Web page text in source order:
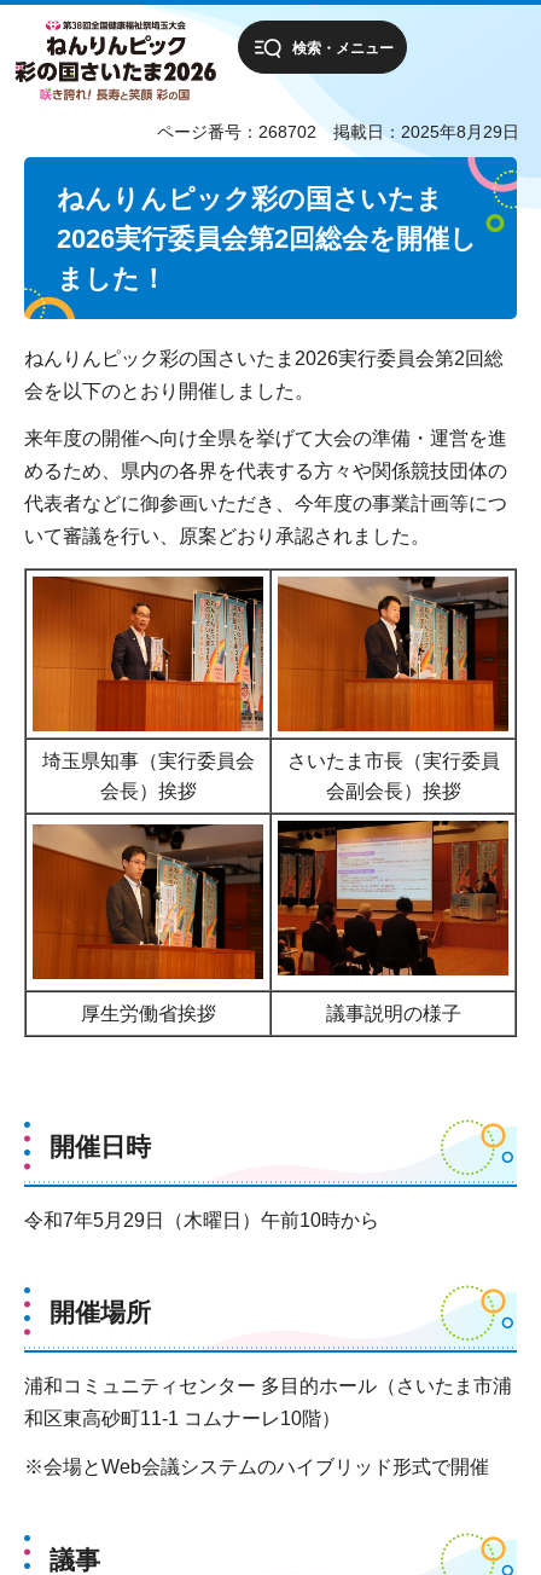
検索・メニュー
ページ番号：268702 掲載日：2025年8月29日
ねんりんピック彩の国さいたま
2026実行委員会第2回総会を開催し
ました！
ねんりんピック彩の国さいたま2026実行委員会第2回総
会を以下のとおり開催しました。
来年度の開催へ向け全県を挙げて大会の準備・運営を進
めるため、県内の各界を代表する方々や関係競技団体の
代表者などに御参画いただき、今年度の事業計画等につ
いて審議を行い、原案どおり承認されました。
埼玉県知事（実行委員会
会長）挨拶
さいたま市長（実行委員
会副会長）挨拶
厚生労働省挨拶 議事説明の様子
開催日時
令和7年5月29日（木曜日）午前10時から
開催場所
浦和コミュニティセンター 多目的ホール（さいたま市浦
和区東高砂町11-1 コムナーレ10階）
※会場とWeb会議システムのハイブリッド形式で開催
議事